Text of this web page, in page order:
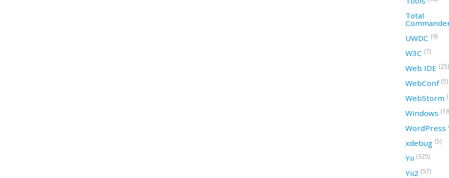
Total
UWDC (9)
W3C (7)
Web IDE (25)
WebConf (5)
WebStorm
Windows
WordPress
xdebug (5)
Yii (325)
Yii2 (57)